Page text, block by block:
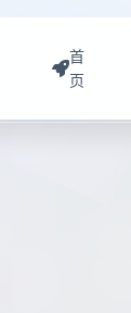
首
页